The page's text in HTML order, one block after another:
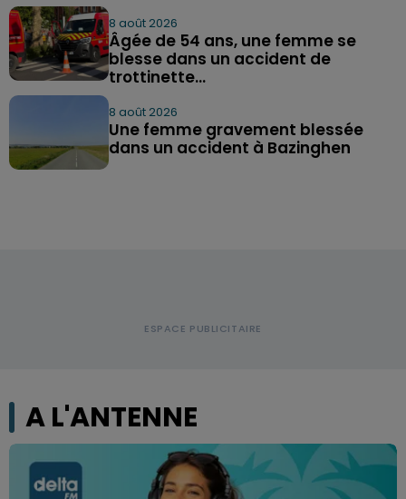
8 août 2026
Âgée de 54 ans, une femme se
blesse dans un accident de
trottinette...
8 août 2026
Une femme gravement blessée
dans un accident à Bazinghen
A L'ANTENNE